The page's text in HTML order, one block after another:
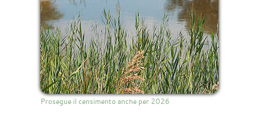
Prosegue il censimento anche per 2026